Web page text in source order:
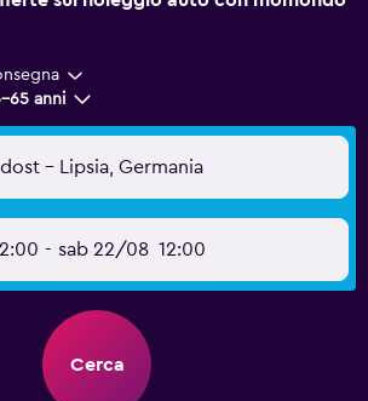
65 anni
- Lipsia, Germania
- sab 22/08 12:00
Cerca